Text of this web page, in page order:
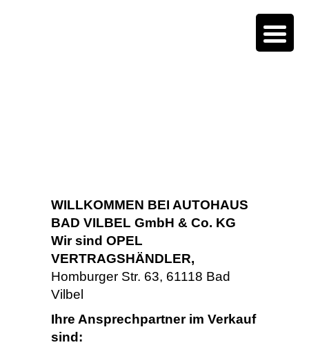
WILLKOMMEN BEI AUTOHAUS
BAD VILBEL GmbH & Co. KG
Wir sind OPEL
VERTRAGSHÄNDLER,
Homburger Str. 63, 61118 Bad
Vilbel
Ihre Ansprechpartner im Verkauf
sind: